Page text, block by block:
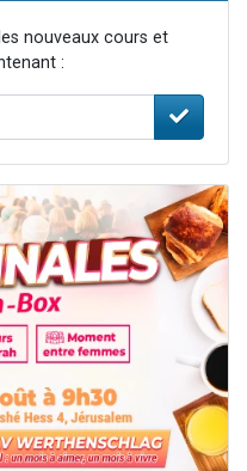
nouveaux cours et
: